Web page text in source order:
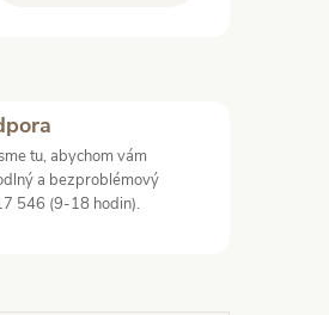
tu, abychom vám
a bezproblémový
546 (9-18 hodin).